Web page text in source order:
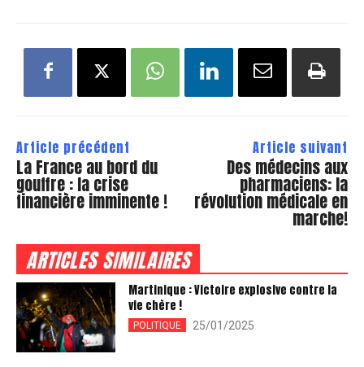
Article précédent
La France au bord du
gouffre : la crise
financière imminente !
Article suivant
Des médecins aux
pharmaciens: la
révolution médicale en
marche!
ARTICLES SIMILAIRES
Martinique : Victoire explosive contre la
vie chère !
POLITIQUE 25/01/2025